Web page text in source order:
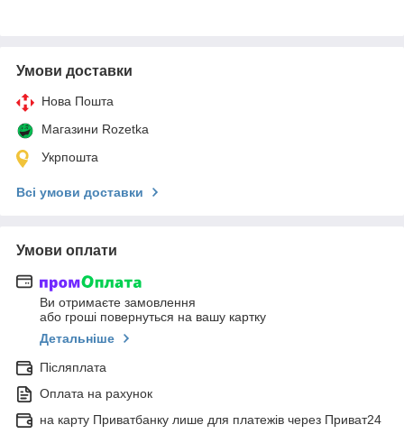
Умови доставки
Нова Пошта
Магазини Rozetka
Укрпошта
Всі умови доставки
Умови оплати
Ви отримаєте замовлення
або гроші повернуться на вашу картку
Детальніше
Післяплата
Оплата на рахунок
на карту Приватбанку лише для платежів через Приват24